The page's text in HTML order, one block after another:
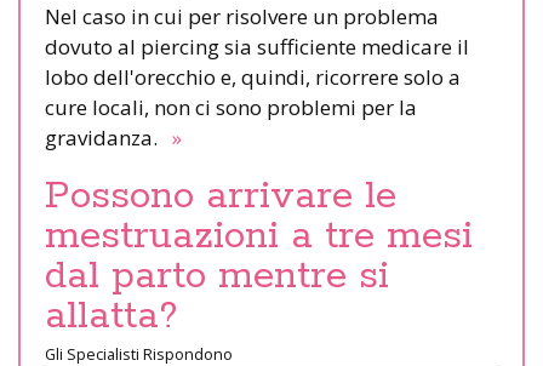
Nel caso in cui per risolvere un problema
dovuto al piercing sia sufficiente medicare il
lobo dell'orecchio e, quindi, ricorrere solo a
cure locali, non ci sono problemi per la
gravidanza. »
Possono arrivare le
mestruazioni a tre mesi
dal parto mentre si
allatta?
Gli Specialisti Rispondono